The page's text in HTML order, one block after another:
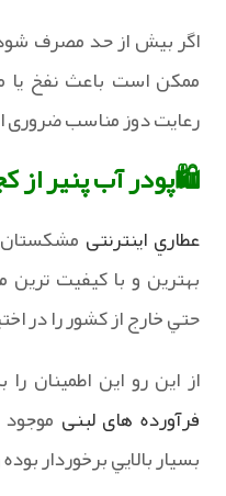
اگر بیش از حد مصرف
ممکن است باعث نفخ یا
رعایت دوز مناسب
🛍️پودر آب پنیر از
عطاري اینترنتی مشکستان
بهترين و با کيفيت ترين
حتي خارج از کشور را در
از اين رو اين اطمينان
فرآورده های لبنی
بسيار بالايي برخوردار